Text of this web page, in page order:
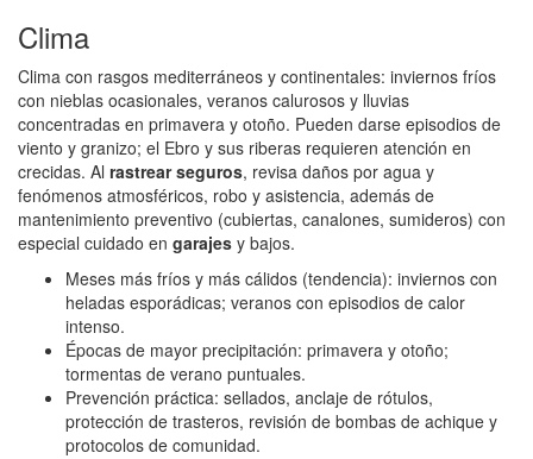
Clima
Clima con rasgos mediterráneos y continentales: inviernos fríos
con nieblas ocasionales, veranos calurosos y lluvias
concentradas en primavera y otoño. Pueden darse episodios de
viento y granizo; el Ebro y sus riberas requieren atención en
crecidas. Al rastrear seguros, revisa daños por agua y
fenómenos atmosféricos, robo y asistencia, además de
mantenimiento preventivo (cubiertas, canalones, sumideros) con
especial cuidado en garajes y bajos.
Meses más fríos y más cálidos (tendencia): inviernos con
heladas esporádicas; veranos con episodios de calor
intenso.
Épocas de mayor precipitación: primavera y otoño;
tormentas de verano puntuales.
Prevención práctica: sellados, anclaje de rótulos,
protección de trasteros, revisión de bombas de achique y
protocolos de comunidad.